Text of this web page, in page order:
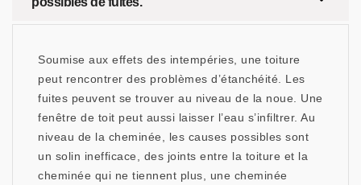
Soumise aux effets des intempéries, une toiture
peut rencontrer des problèmes d’étanchéité. Les
fuites peuvent se trouver au niveau de la noue. Une
fenêtre de toit peut aussi laisser l’eau s’infiltrer. Au
niveau de la cheminée, les causes possibles sont
un solin inefficace, des joints entre la toiture et la
cheminée qui ne tiennent plus, une cheminée